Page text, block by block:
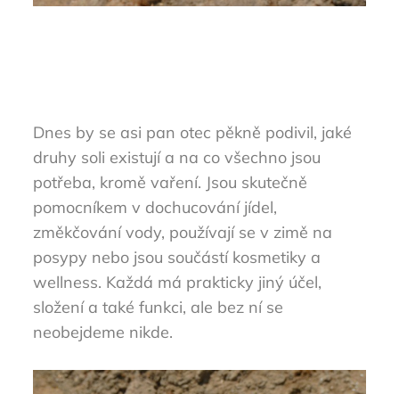
Dnes by se asi pan otec pěkně podivil, jaké
druhy soli existují a na co všechno jsou
potřeba, kromě vaření. Jsou skutečně
pomocníkem v dochucování jídel,
změkčování vody, používají se v zimě na
posypy nebo jsou součástí kosmetiky a
wellness. Každá má prakticky jiný účel,
složení a také funkci, ale bez ní se
neobejdeme nikde.